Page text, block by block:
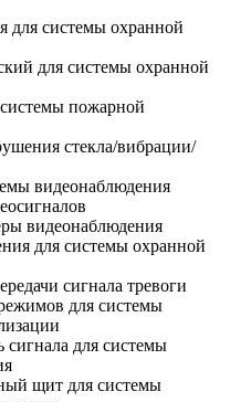
для системы охранной
для системы охранной
пожарной
стекла/вибрации/
видеонаблюдения
видеонаблюдения
для системы охранной
сигнала тревоги
для системы
сигнала для системы
щит для системы